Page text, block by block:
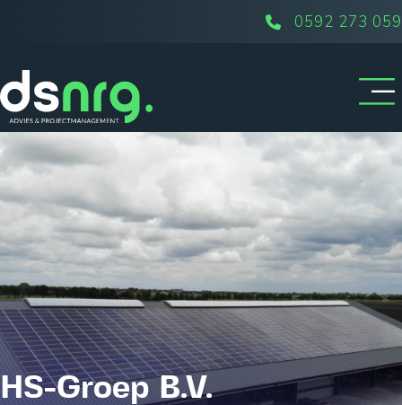
0592 273 059
HS-Groep B.V.